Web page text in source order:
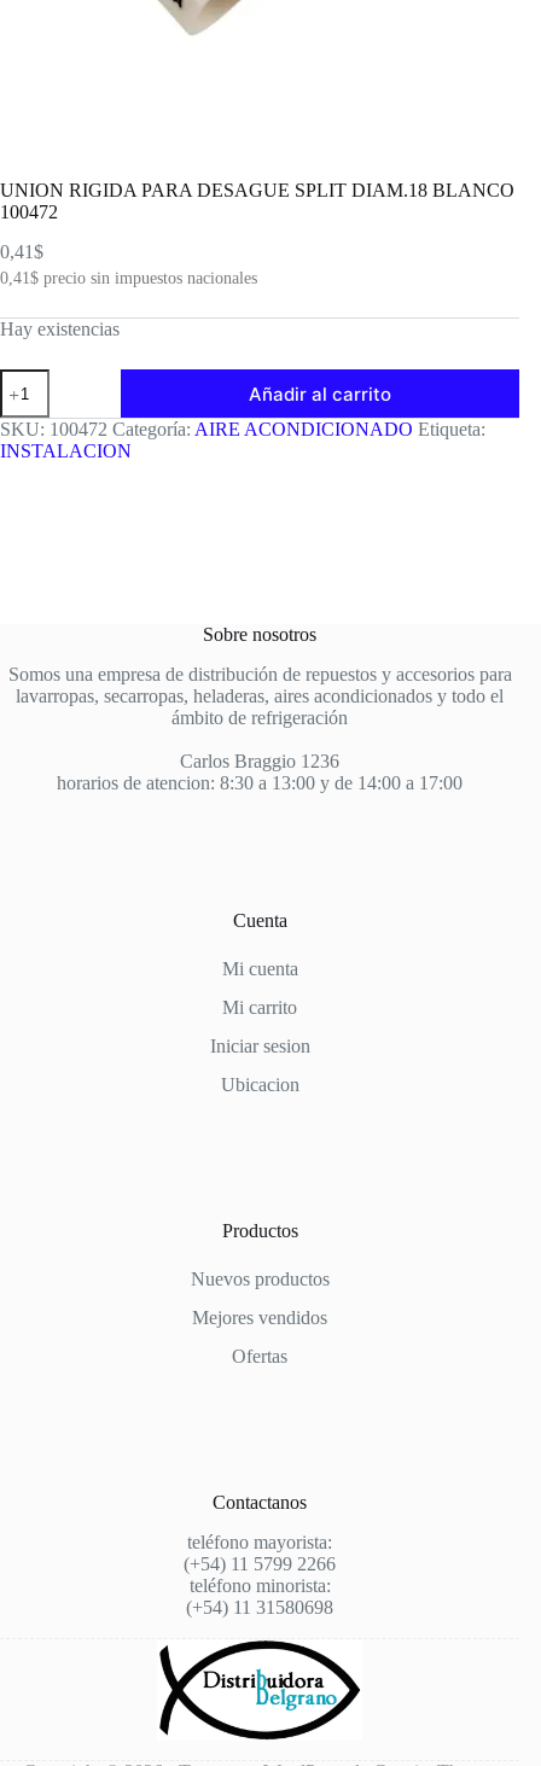
UNION RIGIDA PARA DESAGUE SPLIT DIAM.18 BLANCO
100472
0,41$
0,41$ precio sin impuestos nacionales
Hay existencias
UNION
RIGIDA
PARA
DESAGUE
SPLIT
Añadir al carrito
SKU: 100472 Categoría: AIRE ACONDICIONADO Etiqueta:
INSTALACION
Sobre nosotros
Somos una empresa de distribución de repuestos y accesorios para
lavarropas, secarropas, heladeras, aires acondicionados y todo el
ámbito de refrigeración
Carlos Braggio 1236
horarios de atencion: 8:30 a 13:00 y de 14:00 a 17:00
Cuenta
Mi cuenta
Mi carrito
Iniciar sesion
Ubicacion
Productos
Nuevos productos
Mejores vendidos
Ofertas
Contactanos
teléfono mayorista:
(+54) 11 5799 2266
teléfono minorista:
(+54) 11 31580698